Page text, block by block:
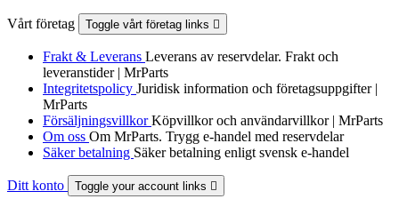
Vårt företag Toggle vårt företag links 
Frakt & Leverans Leverans av reservdelar. Frakt och
leveranstider | MrParts
Integritetspolicy Juridisk information och företagsuppgifter |
MrParts
FörsäljningsvillkorKöpvillkor och användarvillkor | MrParts
Om oss Om MrParts. Trygg e-handel med reservdelar
Säker betalning Säker betalning enligt svensk e-handel
Ditt konto Toggle your account links 